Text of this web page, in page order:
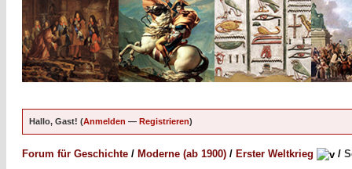
Hallo, Gast! (Anmelden — Registrieren)
Forum für Geschichte / Moderne (ab 1900) / Erster Weltkrieg /